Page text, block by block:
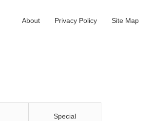
Special
About Privacy Policy Site Map